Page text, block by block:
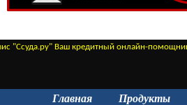
"Ссуда.ру" Ваш кредитный онлайн-
Главная Продукты